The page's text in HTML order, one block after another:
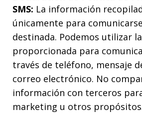
SMS: La información
únicamente para
destinada. Podemos utilizar
proporcionada para
través de teléfono, mensaje
correo electrónico. No
información con terceros
marketing u otros